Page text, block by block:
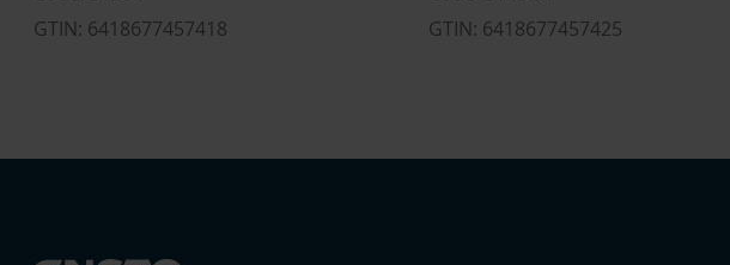
GTIN: 6418677457418
GTIN: 6418677457425